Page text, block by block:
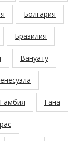
Болгария
Бразилия
Вануату
Гамбия Гана